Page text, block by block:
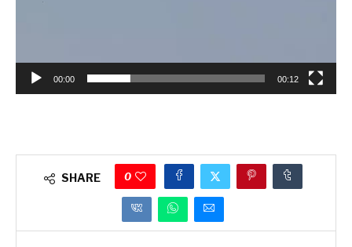
00:00 00:12
SHARE 0